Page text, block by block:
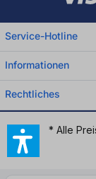
Service-Hotline
Informationen
Rechtliches
* Alle